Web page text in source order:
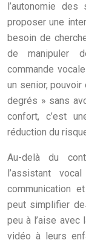
l’autonomie
proposer une
besoin de
de manipuler
commande
un senior, pouvoir
degrés » sans
confort, c’est
réduction du
Au-delà du
l’assistant
communication
peut simplifier
peu à l’aise
vidéo à leurs